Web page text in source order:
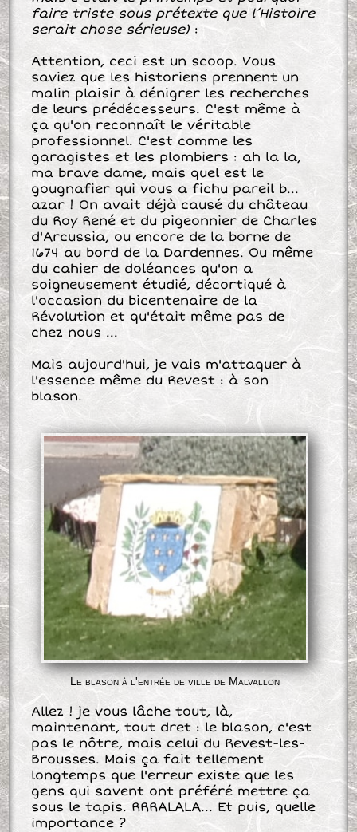
faire triste sous prétexte que l’Histoire
seraitchose sérieuse) :
Attention, ceci est un scoop. Vous
saviez que les historiens prennent un
malin plaisir à dénigrer les recherches
de leurs prédécesseurs. C'est même à
ça qu'on reconnaît le véritable
professionnel. C'est comme les
garagistes et les plombiers : ah la la,
ma brave dame, mais quel est le
gougnafier qui vous a fichu pareil b...
azar ! On avait déjà causé du château
du Roy René et du pigeonnier de Charles
d'Arcussia, ou encore de la borne de
1674 au bord de la Dardennes. Ou même
du cahier de doléances qu'on a
soigneusement étudié, décortiqué à
l'occasion du bicentenaire de la
Révolution et qu'était même pas de
chez nous ...
Mais aujourd'hui, je vais m'attaquer à
l'essence même du Revest : à son
blason.
Le blason à l'entrée de ville de Malvallon
Allez ! je vous lâche tout, là,
maintenant, tout dret : le blason, c'est
pas le nôtre, mais celui du Revest-les-
Brousses. Mais ça fait tellement
longtemps que l'erreur existe que les
gens qui savent ont préféré mettre ça
sous le tapis. RRRALALA... Et puis, quelle
importance ?